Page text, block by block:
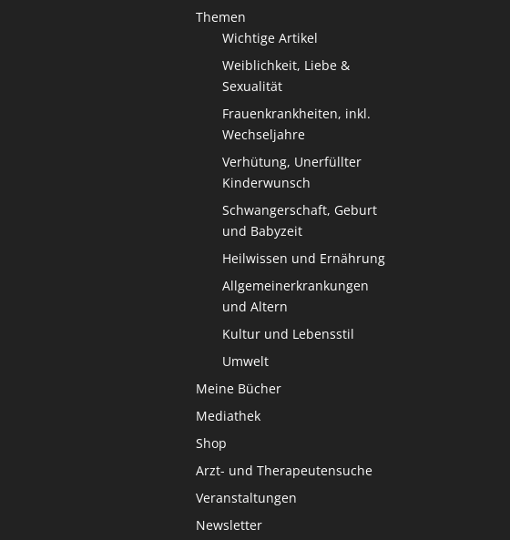
Themen
Wichtige Artikel
Weiblichkeit, Liebe &
Sexualität
Frauenkrankheiten, inkl.
Wechseljahre
Verhütung, Unerfüllter
Kinderwunsch
Schwangerschaft, Geburt
und Babyzeit
Heilwissen und Ernährung
Allgemeinerkrankungen
und Altern
Kultur und Lebensstil
Umwelt
Meine Bücher
Mediathek
Shop
Arzt- und Therapeutensuche
Veranstaltungen
Newsletter